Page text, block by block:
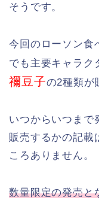
そうです。
今回のローソン食
でも主要キャラク
禰豆子の2種類が
いつからいつまで
販売するかの記載
ころありません。
数量限定の発売と